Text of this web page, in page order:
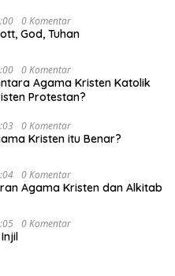
0 Komentar
God, Tuhan
0 Komentar
Agama Kristen Katolik
Protestan?
0 Komentar
Kristen itu Benar?
0 Komentar
Agama Kristen dan Alkitab
0 Komentar